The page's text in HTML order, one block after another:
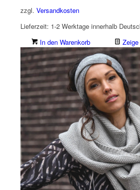
zzgl. Versandkosten
Lieferzeit: 1-2 Werktage innerhalb
In den Warenkorb